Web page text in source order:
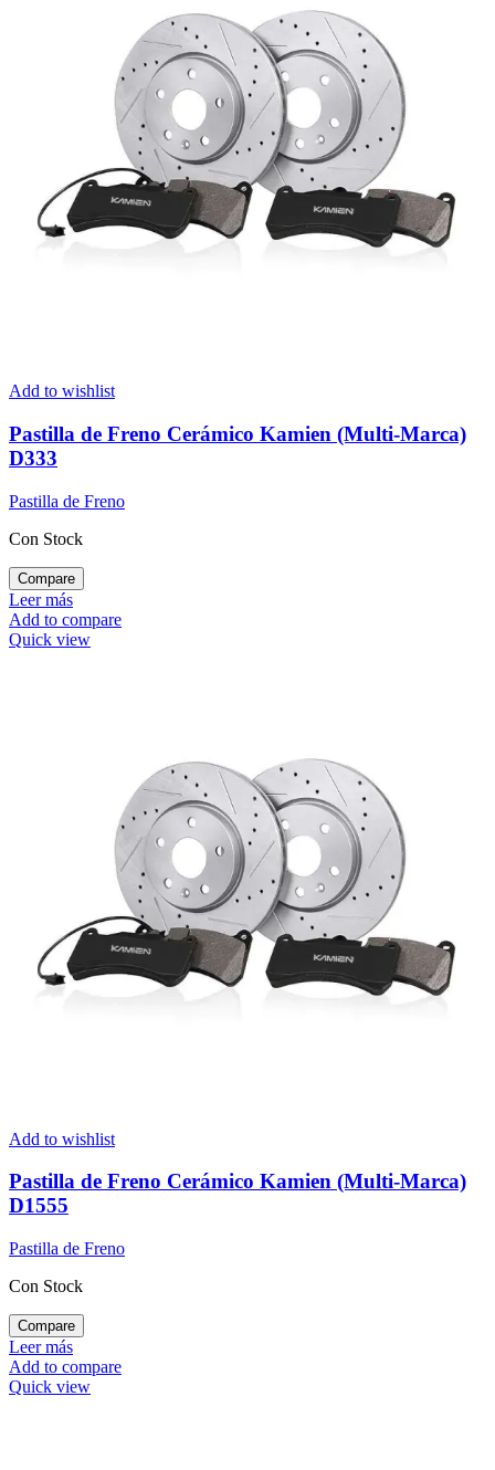
Add to wishlist
Pastilla de Freno Cerámico Kamien (Multi-Marca)
D333
Pastilla de Freno
Con Stock
Compare
Leer más
Add to compare
Quick view
Add to wishlist
Pastilla de Freno Cerámico Kamien (Multi-Marca)
D1555
Pastilla de Freno
Con Stock
Compare
Leer más
Add to compare
Quick view